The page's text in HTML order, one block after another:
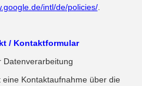
intl/de/policies/.
/ Kontaktformular
Datenverarbeitung
Kontaktaufnahme über die